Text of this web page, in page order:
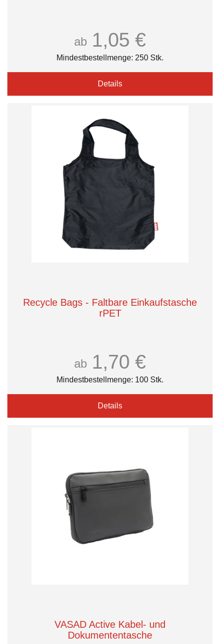
ab 1,05 €
Mindestbestellmenge: 250 Stk.
Details
Recycle Bags - Faltbare Einkaufstasche
rPET
ab 1,70 €
Mindestbestellmenge: 100 Stk.
Details
VASAD Active Kabel- und
Dokumententasche